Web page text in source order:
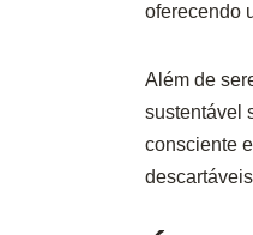
oferecendo
Além de
sustentável
consciente